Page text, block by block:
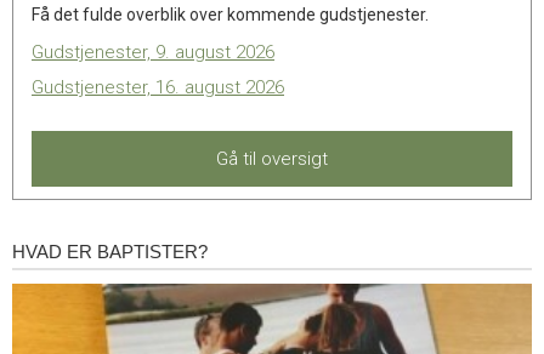
Få det fulde overblik over kommende gudstjenester.
Gudstjenester, 9. august 2026
Gudstjenester, 16. august 2026
Gå til oversigt
Hvad
HVAD ER BAPTISTER?